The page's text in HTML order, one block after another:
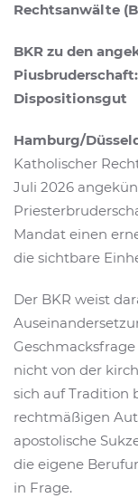
Rechtsanwälte
BKR zu den
Dispositionsgut
Hamburg/
Katholischer
Juli 2026
Mandat einen
die sichtbare
Der BKR weist
nicht von der
sich auf Tradition
rechtmäßigen
apostolische
die eigene
in Frage.